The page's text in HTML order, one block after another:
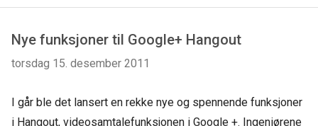
Nye funksjoner til Google+ Hangout
torsdag 15. desember 2011
I går ble det lansert en rekke nye og spennende funksjoner
i Hangout, videosamtalefunksjonen i Google +. Ingeniørene